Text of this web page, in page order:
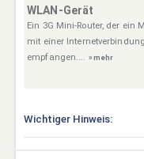
WLAN-Gerät
Ein 3G Mini-Router, der ein
mit einer
empfangen.... » mehr
Wichtiger Hinweis: